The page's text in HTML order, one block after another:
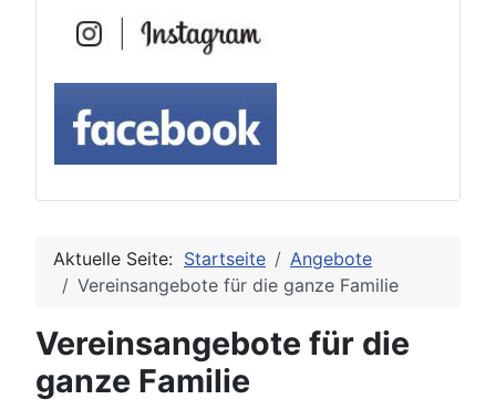
Aktuelle Seite: Startseite
Angebote
Vereinsangebote für die ganze Familie
Vereinsangebote für die
ganze Familie